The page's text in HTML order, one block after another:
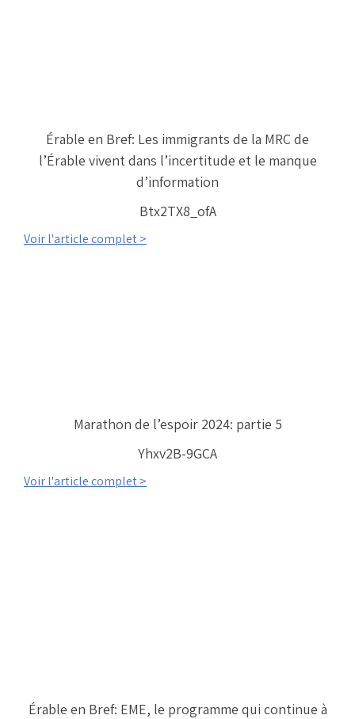
Érable en Bref: Les immigrants de la MRC de
l’Érable vivent dans l’incertitude et le manque
d’information
Btx2TX8_ofA
Voir l'article complet >
Marathon de l’espoir 2024: partie 5
Yhxv2B-9GCA
Voir l'article complet >
Érable en Bref: EME, le programme qui continue à